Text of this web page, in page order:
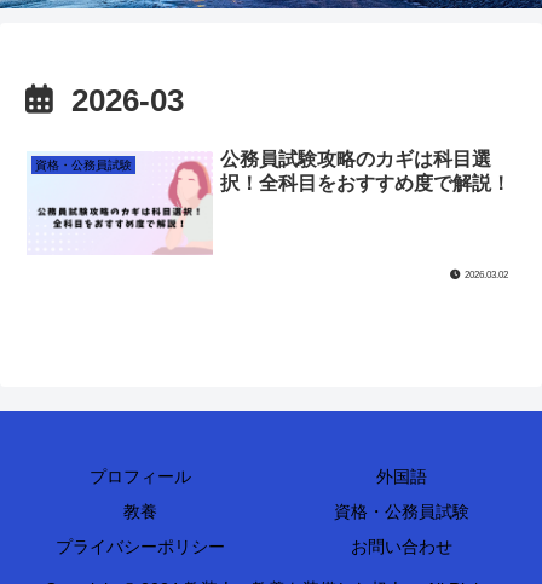
2026-03
資格・公務員試験
公務員試験攻略のカギは科目選
択！全科目をおすすめ度で解説！
2026.03.02
プロフィール
外国語
教養
資格・公務員試験
プライバシーポリシー
お問い合わせ